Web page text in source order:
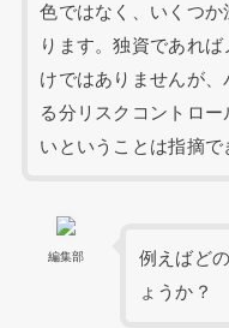
色ではなく、いくつ
ります。独資であれ
けではありませんが
る分リスクコントロ
いということは指摘で
編集部
例えばど
ょうか？